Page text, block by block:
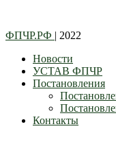
ФПЧР.РФ | 2022
Новости
УСТАВ ФПЧР
Постановления
Контакты